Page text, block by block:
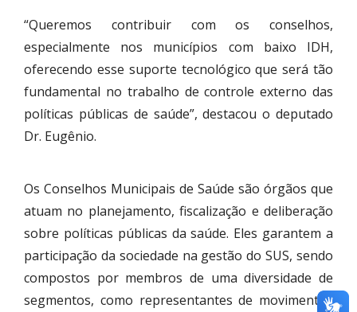
“Queremos contribuir com os conselhos,
especialmente nos municípios com baixo IDH,
oferecendo esse suporte tecnológico que será tão
fundamental no trabalho de controle externo das
políticas públicas de saúde”, destacou o deputado
Dr. Eugênio.
Os Conselhos Municipais de Saúde são órgãos que
atuam no planejamento, fiscalização e deliberação
sobre políticas públicas da saúde. Eles garantem a
participação da sociedade na gestão do SUS, sendo
compostos por membros de uma diversidade de
segmentos, como representantes de movimentos